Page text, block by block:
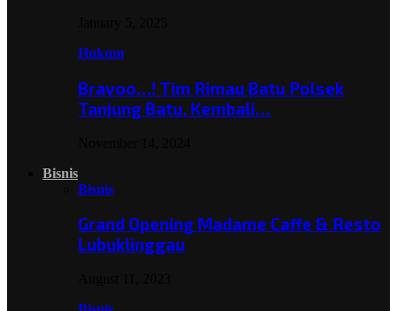
Hukum
Bravoo…! Tim Rimau Batu Polsek
Tanjung Batu, Kembali…
Bisnis
Bisnis
Grand Opening Madame Caffe & Resto
Lubuklinggau